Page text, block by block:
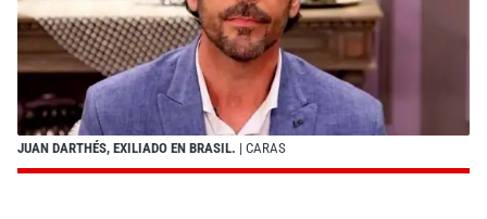
JUAN DARTHÉS, EXILIADO EN BRASIL. | CARAS